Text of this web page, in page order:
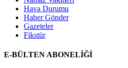
Hava Durumu
Haber Gönder
Gazeteler
Fikstür
E-BÜLTEN ABONELİĞİ